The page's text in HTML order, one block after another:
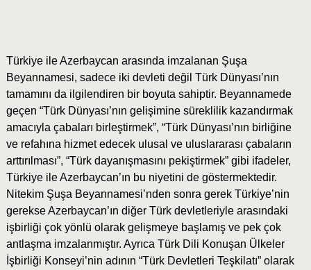
Türkiye ile Azerbaycan arasında imzalanan Şuşa
Beyannamesi, sadece iki devleti değil Türk Dünyası’nın
tamamını da ilgilendiren bir boyuta sahiptir. Beyannamede
geçen “Türk Dünyası’nın gelişimine süreklilik kazandırmak
amacıyla çabaları birleştirmek”, “Türk Dünyası’nın birliğine
ve refahına hizmet edecek ulusal ve uluslararası çabaların
arttırılması”, “Türk dayanışmasını pekiştirmek” gibi ifadeler,
Türkiye ile Azerbaycan’ın bu niyetini de göstermektedir.
Nitekim Şuşa Beyannamesi’nden sonra gerek Türkiye’nin
gerekse Azerbaycan’ın diğer Türk devletleriyle arasındaki
işbirliği çok yönlü olarak gelişmeye başlamış ve pek çok
antlaşma imzalanmıştır. Ayrıca Türk Dili Konuşan Ülkeler
İşbirliği Konseyi’nin adının “Türk Devletleri Teşkilatı” olarak